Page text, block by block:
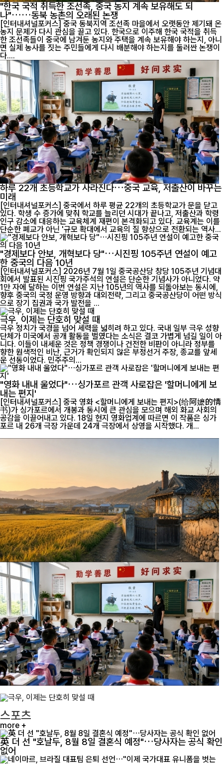
"한국 국적 취득한 조선족, 중국 농지 계속 보유해도 되
나"……동북 농촌의 오래된 논쟁
[인터내셔널포커스] 중국 동북지역 조선족 마을에서 오랫동안 제기돼 온
농지 문제가 다시 관심을 끌고 있다. 한국으로 이주해 한국 국적을 취득
한 조선족들이 중국에 남겨둔 농지와 주택을 계속 보유해야 하는지, 아니
면 실제 농사를 짓는 주민들에게 다시 배분해야 하는지를 둘러싼 논쟁이
다....
하루 22개 초등학교가 사라진다…중국 교육, 저출산이 바꾸는
미래
[인터내셔널포커스] 중국에서 하루 평균 22개의 초등학교가 문을 닫고
있다. 학생 수 증가에 맞춰 학교를 늘리던 시대가 끝나고, 저출산과 학령
인구 감소에 대응하는 교육체계 재편이 본격화되고 있다. 교육계는 이를
단순한 폐교가 아닌 '규모 확대에서 교육의 질 향상으로 전환되는 역사...
"경제보다 안보, 개혁보다 당"…시진핑 105주년 연설이 예고
한 중국의 다음 10년
[인터내셔널포커스] 2026년 7월 1일 중국공산당 창당 105주년 기념대
회에서 발표된 시진핑 국가주석의 연설은 단순한 기념사가 아니었다. 약
1만 자에 달하는 이번 연설은 지난 105년의 역사를 되돌아보는 동시에,
향후 중국의 국정 운영 방향과 대외전략, 그리고 중국공산당이 어떤 방식
으로 장기 집권과 국가 발전을 ...
극우, 이제는 단호히 맞설 때
극우 정치가 국경을 넘어 세력을 넓히려 하고 있다. 국내 일부 극우 성향
단체가 미국에서 공개 활동을 벌였다는 소식은 결코 가볍게 넘길 일이 아
니다. 이들이 내세운 것은 정책 경쟁이나 건전한 비판이 아니라 정부를
향한 원색적인 비난, 근거가 확인되지 않은 부정선거 주장, 종교를 앞세
운 선동이었다. 민주주의...
"영화 내내 울었다"…싱가포르 관객 사로잡은 '할머니에게 보
내는 편지'
[인터내셔널포커스] 중국 영화 <할머니에게 보내는 편지>(给阿嬷的情
书)가 싱가포르에서 개봉과 동시에 큰 관심을 모으며 해외 화교 사회의
공감을 이끌어내고 있다. 18일 현지 영화업계에 따르면 이 작품은 싱가
포르 내 26개 극장 가운데 24개 극장에서 상영을 시작했다. 개...
스포츠
more +
英 더 선 "호날두, 8월 8일 결혼식 예정"…당사자는 공식 확인
없어